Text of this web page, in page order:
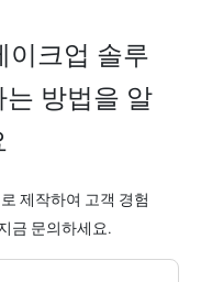
이크업 솔루
방법을 알
제작하여 고객 경험
금 문의하세요.